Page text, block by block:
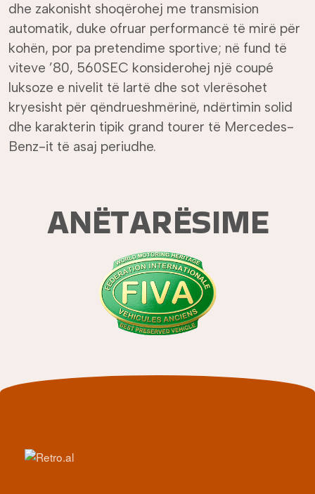
dhe zakonisht shoqërohej me transmision
automatik, duke ofruar performancë të mirë për
kohën, por pa pretendime sportive; në fund të
viteve ’80, 560SEC konsiderohej një coupé
luksoze e nivelit të lartë dhe sot vlerësohet
kryesisht për qëndrueshmërinë, ndërtimin solid
dhe karakterin tipik grand tourer të Mercedes-
Benz-it të asaj periudhe.
ANËTARËSIME